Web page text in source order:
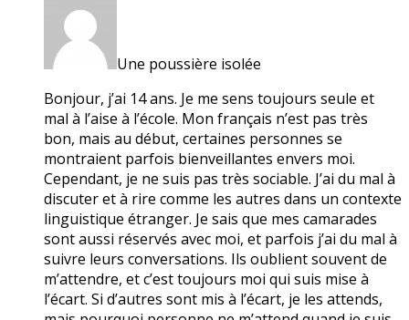
Une poussière isolée
Bonjour, j’ai 14 ans. Je me sens toujours seule et
mal à l’aise à l’école. Mon français n’est pas très
bon, mais au début, certaines personnes se
montraient parfois bienveillantes envers moi.
Cependant, je ne suis pas très sociable. J’ai du mal à
discuter et à rire comme les autres dans un contexte
linguistique étranger. Je sais que mes camarades
sont aussi réservés avec moi, et parfois j’ai du mal à
suivre leurs conversations. Ils oublient souvent de
m’attendre, et c’est toujours moi qui suis mise à
l’écart. Si d’autres sont mis à l’écart, je les attends,